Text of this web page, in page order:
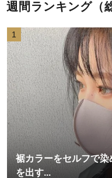
週間ランキング（
1
裾カラーをセルフで
を出す...